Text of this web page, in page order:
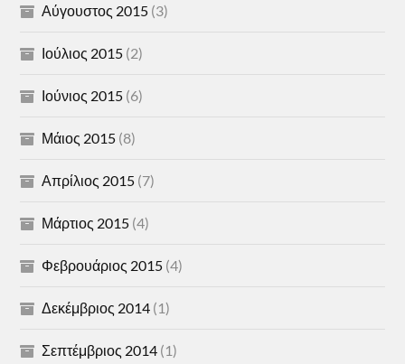
Αύγουστος 2015 (3)
Ιούλιος 2015 (2)
Ιούνιος 2015 (6)
Μάιος 2015 (8)
Απρίλιος 2015 (7)
Μάρτιος 2015 (4)
Φεβρουάριος 2015 (4)
Δεκέμβριος 2014 (1)
Σεπτέμβριος 2014 (1)